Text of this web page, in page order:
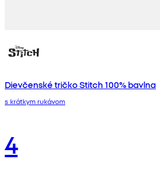
Dievčenské tričko Stitch 100% bavlna
s krátkym rukávom
4